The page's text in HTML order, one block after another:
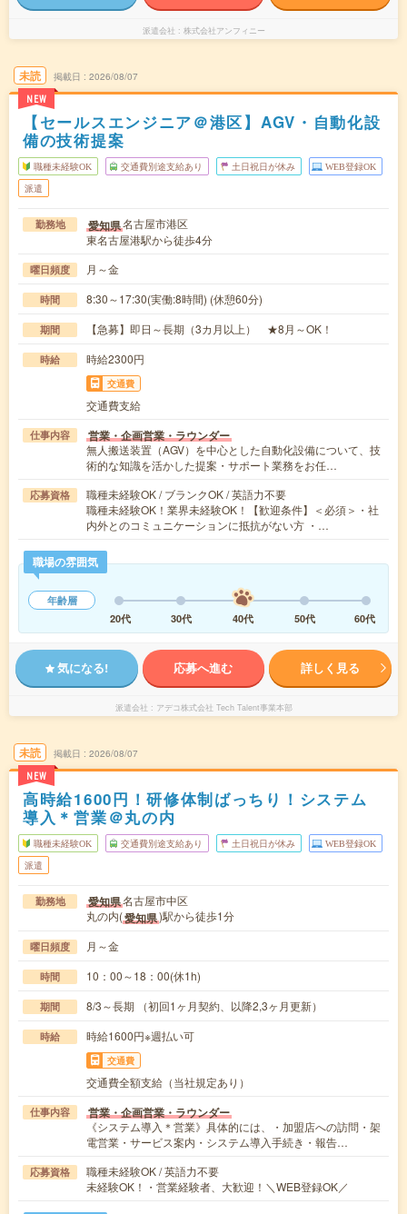
派遣会社 株式会社アンフィニー
未読
NEW
掲載日 2026/08/07
【セールスエンジニア＠港区】AGV・自動化設
備の技術提案
職種未経験OK 交通費別途支給あり 土日祝日が休み WEB登録OK
派遣
勤務地 愛知県名古屋市港区
東名古屋港駅から徒歩4分
曜日頻度 月～金
時間 8:30～17:30(実働:8時間) (休憩60分)
期間 【急募】即日～長期（3カ月以上） ★8月～OK！
時給 時給2300円
交通費
交通費支給
仕事内容 営業・企画営業・ラウンダー
無人搬送装置（AGV）を中心とした自動化設備について、技
術的な知識を活かした提案・サポート業務をお任…
応募資格
職種未経験OK / ブランクOK / 英語力不要
職種未経験OK！業界未経験OK！【歓迎条件】＜必須＞・社
内外とのコミュニケーションに抵抗がない方 ・…
職場の雰囲気
年齢層
20代
30代 40代 50代 60代
気になる! 応募へ進む 詳しく見る
派遣会社 アデコ株式会社 Tech Talent事業本部
未読
NEW
掲載日 2026/08/07
高時給1600円！研修体制ばっちり！システム
導入＊営業＠丸の内
職種未経験OK 交通費別途支給あり 土日祝日が休み WEB登録OK
派遣
勤務地 愛知県名古屋市中区
丸の内(愛知県)駅から徒歩1分
曜日頻度 月～金
時間 10：00～18：00(休1h)
期間 8/3～長期 （初回1ヶ月契約、以降2,3ヶ月更新）
時給 時給1600円※週払い可
交通費
交通費全額支給（当社規定あり）
仕事内容 営業・企画営業・ラウンダー
《システム導入＊営業》具体的には、・加盟店への訪問・架
電営業・サービス案内・システム導入手続き・報告…
応募資格
職種未経験OK / 英語力不要
未経験OK！・営業経験者、大歓迎！＼WEB登録OK／